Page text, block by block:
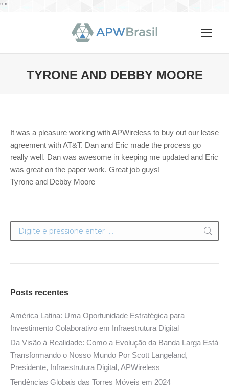
" "
TYRONE AND DEBBY MOORE
It was a pleasure working with APWireless to buy out our lease
agreement with AT&T. Dan and Eric made the process go
really well. Dan was awesome in keeping me updated and Eric
was great on the paper work. Great job guys!
Tyrone and Debby Moore
Search:
Posts recentes
América Latina: Uma Oportunidade Estratégica para
Investimento Colaborativo em Infraestrutura Digital
Da Visão à Realidade: Como a Evolução da Banda Larga Está
Transformando o Nosso Mundo Por Scott Langeland,
Presidente, Infraestrutura Digital, APWireless
Tendências Globais das Torres Móveis em 2024